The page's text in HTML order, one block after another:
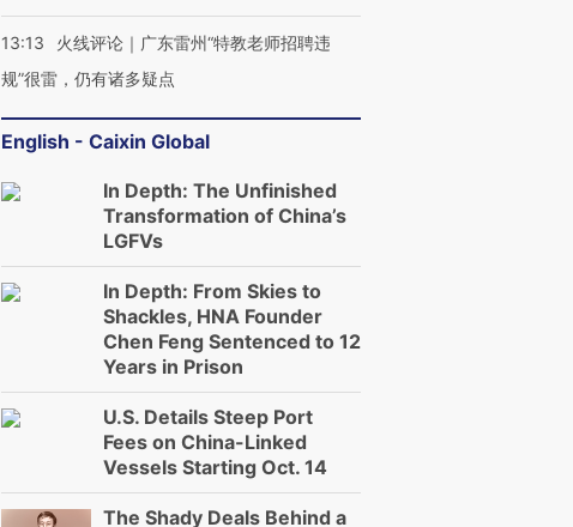
13:13
火线评论｜广东雷州“特教老师招聘违
规”很雷，仍有诸多疑点
English - Caixin Global
In Depth: The Unfinished
Transformation of China’s
LGFVs
In Depth: From Skies to
Shackles, HNA Founder
Chen Feng Sentenced to 12
Years in Prison
U.S. Details Steep Port
Fees on China-Linked
Vessels Starting Oct. 14
The Shady Deals Behind a